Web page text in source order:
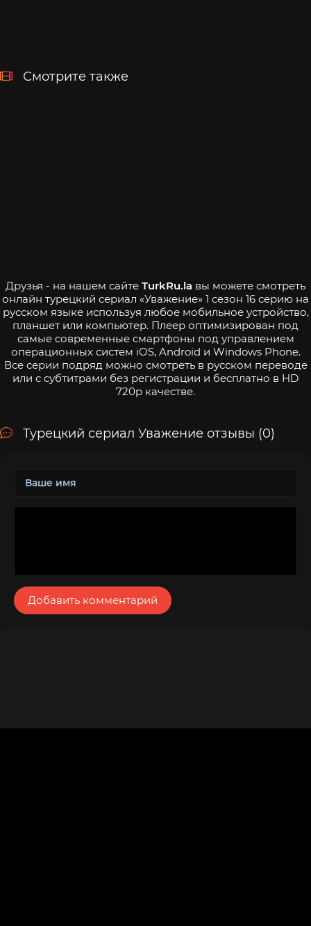
Смотрите также
Друзья - на нашем сайте TurkRu.la вы можете смотреть
онлайн турецкий сериал «Уважение» 1 сезон 16 серию на
русском языке используя любое мобильное устройство,
планшет или компьютер. Плеер оптимизирован под
самые современные смартфоны под управлением
операционных систем iOS, Android и Windows Phone.
Все серии подряд можно смотреть в русском переводе
или с субтитрами без регистрации и бесплатно в HD
720p качестве.
Турецкий сериал Уважение отзывы (0)
Добавить комментарий